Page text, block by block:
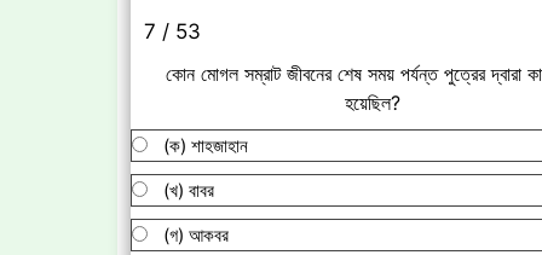
7 / 53
কোন মোগল সম্রাট জীবনের শেষ সময় পর্যন্ত পুত্রের দ্বারা
হয়েছিল?
(ক) শাহজাহান
(খ) বাবর
(গ) আকবর